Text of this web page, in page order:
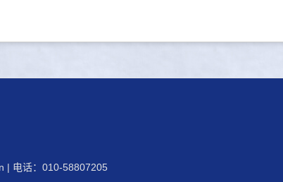
| 电话：010-58807205